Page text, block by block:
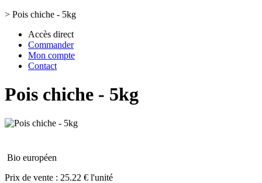
> Pois chiche - 5kg
Accès direct
Commander
Mon compte
Contact
Pois chiche - 5kg
Bio européen
Prix de vente : 25.22 € l'unité